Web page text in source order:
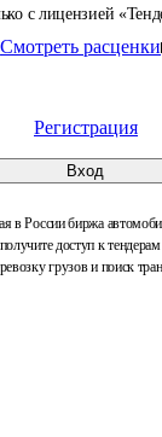
с лицензией
Смотреть расценки
Регистрация
Вход
России биржа
доступ к
грузов и поиск